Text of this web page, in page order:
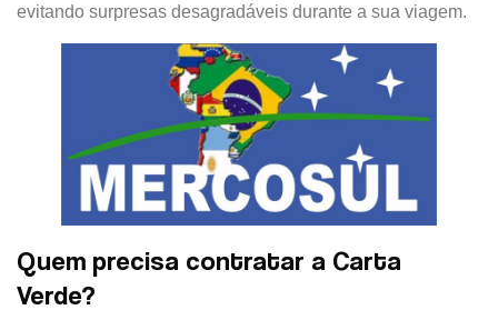
evitando surpresas desagradáveis durante a sua viagem.
Quem precisa contratar a Carta
Verde?